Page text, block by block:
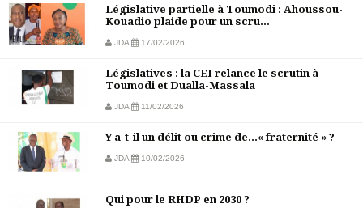
Législative partielle à Toumodi : Ahoussou-
Kouadio plaide pour un scru...
JDA 17/02/2026
Législatives : la CEI relance le scrutin à
Toumodi et Dualla-Massala
JDA 11/02/2026
Y a-t-il un délit ou crime de…« fraternité » ?
JDA 10/02/2026
Qui pour le RHDP en 2030 ?